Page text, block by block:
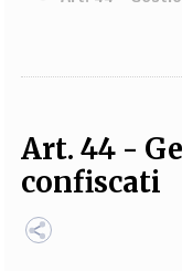
FILODIRITTO REDAZIONE
FOTOGRAFI
Art. 44 -
confiscati